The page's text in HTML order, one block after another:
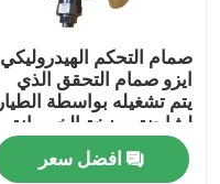
صمام التحكم الهيدروليكي
ايزو صمام التحقق الذي
يتم تشغيله بواسطة الطيار
لشاحنة مضخة الخرسانة
افضل سعر